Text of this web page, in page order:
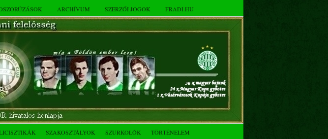
ARCHÍVUM SZERZŐI JOGOK FRADI.HU
SZAKOSZTÁLYOK SZURKOLÓK TÖRTÉNELEM